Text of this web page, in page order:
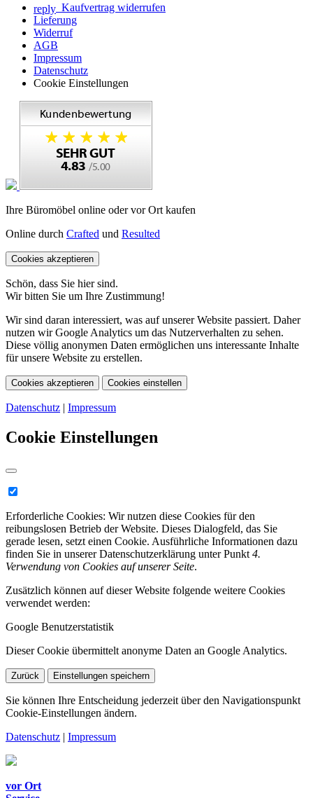
reply Kaufvertrag widerrufen
Lieferung
Widerruf
AGB
Impressum
Datenschutz
Cookie Einstellungen
Ihre Büromöbel online oder vor Ort kaufen
Online durch Crafted und Resulted
Cookies akzeptieren
Schön, dass Sie hier sind.
Wir bitten Sie um Ihre Zustimmung!
Wir sind daran interessiert, was auf unserer Website passiert. Daher
nutzen wir Google Analytics um das Nutzerverhalten zu sehen.
Diese völlig anonymen Daten ermöglichen uns interessante Inhalte
für unsere Website zu erstellen.
Cookies akzeptieren Cookies einstellen
Datenschutz | Impressum
Cookie Einstellungen
Erforderliche Cookies: Wir nutzen diese Cookies für den
reibungslosen Betrieb der Website. Dieses Dialogfeld, das Sie
gerade lesen, setzt einen Cookie. Ausführliche Informationen dazu
finden Sie in unserer Datenschutzerklärung unter Punkt 4.
Verwendung von Cookies auf unserer Seite.
Zusätzlich können auf dieser Website folgende weitere Cookies
verwendet werden:
Google Benutzerstatistik
Dieser Cookie übermittelt anonyme Daten an Google Analytics.
Zurück Einstellungen speichern
Sie können Ihre Entscheidung jederzeit über den Navigationspunkt
Cookie-Einstellungen ändern.
Datenschutz | Impressum
vor Ort